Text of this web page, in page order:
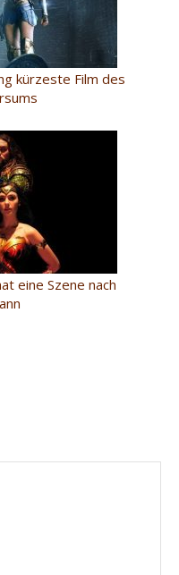
kürzeste Film des
eine Szene nach